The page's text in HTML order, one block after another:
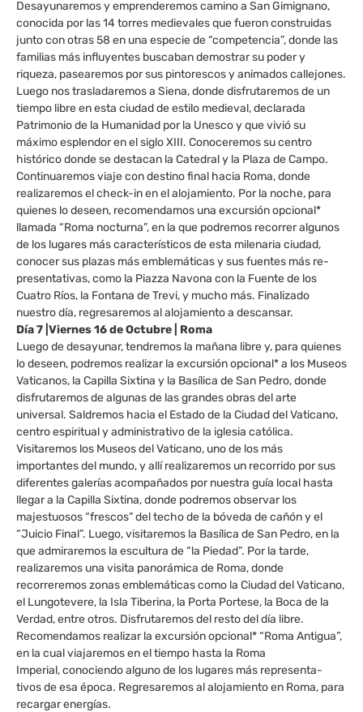
Desayunaremos y emprenderemos camino a San Gimignano,
conocida por las 14 torres medievales que fueron construidas
junto con otras 58 en una especie de “competencia”, donde las
familias más influyentes buscaban demostrar su poder y
riqueza, pasearemos por sus pintorescos y animados callejones.
Luego nos trasladaremos a Siena, donde disfrutaremos de un
tiempo libre en esta ciudad de estilo medieval, declarada
Patrimonio de la Humanidad por la Unesco y que vivió su
máximo esplendor en el siglo XIII. Conoceremos su centro
histórico donde se destacan la Catedral y la Plaza de Campo.
Continuaremos viaje con destino final hacia Roma, donde
realizaremos el check-in en el alojamiento. Por la noche, para
quienes lo deseen, recomendamos una excursión opcional*
llamada “Roma nocturna”, en la que podremos recorrer algunos
de los lugares más característicos de esta milenaria ciudad,
conocer sus plazas más emblemáticas y sus fuentes más re-
presentativas, como la Piazza Navona con la Fuente de los
Cuatro Ríos, la Fontana de Trevi, y mucho más. Finalizado
nuestro día, regresaremos al alojamiento a descansar.
Día 7 |Viernes 16 de Octubre | Roma
Luego de desayunar, tendremos la mañana libre y, para quienes
lo deseen, podremos realizar la excursión opcional* a los Museos
Vaticanos, la Capilla Sixtina y la Basílica de San Pedro, donde
disfrutaremos de algunas de las grandes obras del arte
universal. Saldremos hacia el Estado de la Ciudad del Vaticano,
centro espiritual y administrativo de la iglesia católica.
Visitaremos los Museos del Vaticano, uno de los más
importantes del mundo, y allí realizaremos un recorrido por sus
diferentes galerías acompañados por nuestra guía local hasta
llegar a la Capilla Sixtina, donde podremos observar los
majestuosos “frescos” del techo de la bóveda de cañón y el
“Juicio Final”. Luego, visitaremos la Basílica de San Pedro, en la
que admiraremos la escultura de “la Piedad”. Por la tarde,
realizaremos una visita panorámica de Roma, donde
recorreremos zonas emblemáticas como la Ciudad del Vaticano,
el Lungotevere, la Isla Tiberina, la Porta Portese, la Boca de la
Verdad, entre otros. Disfrutaremos del resto del día libre.
Recomendamos realizar la excursión opcional* “Roma Antigua”,
en la cual viajaremos en el tiempo hasta la Roma
Imperial, conociendo alguno de los lugares más representa-
tivos de esa época. Regresaremos al alojamiento en Roma, para
recargar energías.